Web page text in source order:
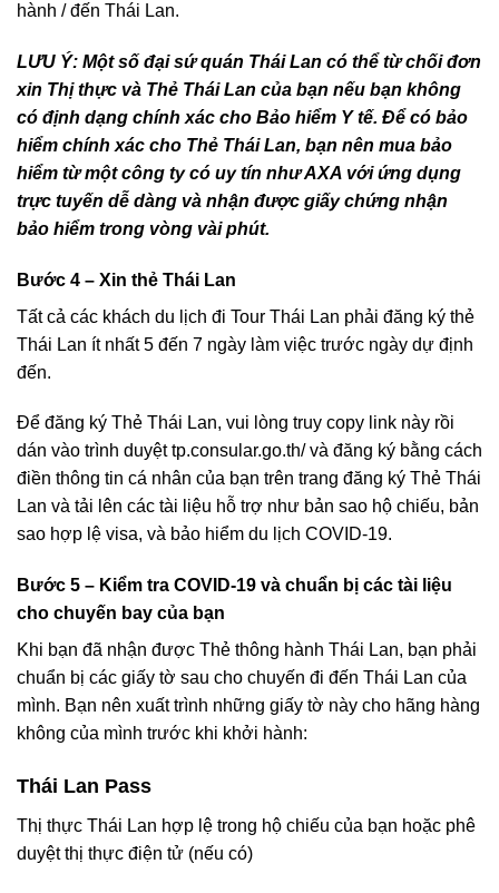
hành / đến Thái Lan.
LƯU Ý: Một số đại sứ quán Thái Lan có thể từ chối đơn
xin Thị thực và Thẻ Thái Lan của bạn nếu bạn không
có định dạng chính xác cho Bảo hiểm Y tế. Để có bảo
hiểm chính xác cho Thẻ Thái Lan, bạn nên mua bảo
hiểm từ một công ty có uy tín như AXA với ứng dụng
trực tuyến dễ dàng và nhận được giấy chứng nhận
bảo hiểm trong vòng vài phút.
Bước 4 – Xin thẻ Thái Lan
Tất cả các khách du lịch đi Tour Thái Lan phải đăng ký thẻ
Thái Lan ít nhất 5 đến 7 ngày làm việc trước ngày dự định
đến.
Để đăng ký Thẻ Thái Lan, vui lòng truy copy link này rồi
dán vào trình duyệt tp.consular.go.th/ và đăng ký bằng cách
điền thông tin cá nhân của bạn trên trang đăng ký Thẻ Thái
Lan và tải lên các tài liệu hỗ trợ như bản sao hộ chiếu, bản
sao hợp lệ visa, và bảo hiểm du lịch COVID-19.
Bước 5 – Kiểm tra COVID-19 và chuẩn bị các tài liệu
cho chuyến bay của bạn
Khi bạn đã nhận được Thẻ thông hành Thái Lan, bạn phải
chuẩn bị các giấy tờ sau cho chuyến đi đến Thái Lan của
mình. Bạn nên xuất trình những giấy tờ này cho hãng hàng
không của mình trước khi khởi hành:
Thái Lan Pass
Thị thực Thái Lan hợp lệ trong hộ chiếu của bạn hoặc phê
duyệt thị thực điện tử (nếu có)